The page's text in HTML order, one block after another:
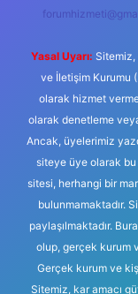
Yasal Uyarı: Sitemiz,
ve İletişim Kurumu
olarak hizmet
olarak denetleme
Ancak, üyelerimiz
siteye üye olarak bu
sitesi, herhangi bir
bulunmamaktadır.
paylaşılmaktadır.
olup, gerçek kurum
Gerçek kurum ve
Sitemiz, kar amacı